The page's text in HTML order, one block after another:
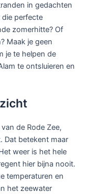
in gedachten
perfecte
zomerhitte? Of
Maak je geen
je te helpen de
te ontsluieren en
de Rode Zee,
Dat betekent maar
weer is het hele
hier bijna nooit.
temperaturen en
het zeewater